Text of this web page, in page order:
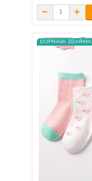
DOPRAVA ZDARMA